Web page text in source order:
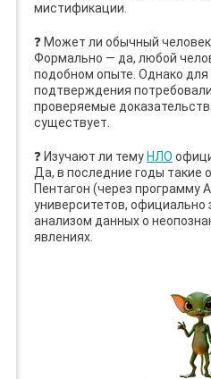
мистификации.
❓ Может ли обычный
Формально — да, любой
подобном опыте. Однако для
подтверждения
проверяемые
существует.
❓ Изучают ли тему НЛО
Да, в последние годы такие
Пентагон (через программу
университетов,
анализом данных о
явлениях.